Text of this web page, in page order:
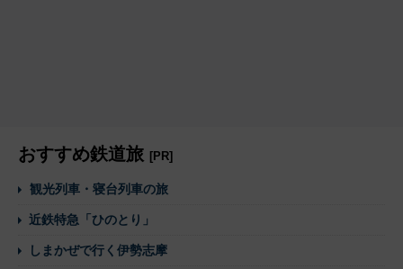
おすすめ鉄道旅 [PR]
観光列車・寝台列車の旅
近鉄特急「ひのとり」
しまかぜで行く伊勢志摩